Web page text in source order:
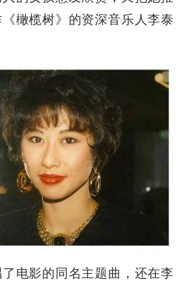
橄榄树》的资深音乐人李泰
电影的同名主题曲，还在李